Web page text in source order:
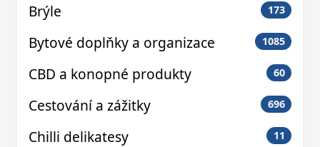
Brýle 173
Bytové doplňky a organizace 1085
CBD a konopné produkty 60
Cestování a zážitky 696
Chilli delikatesy 11